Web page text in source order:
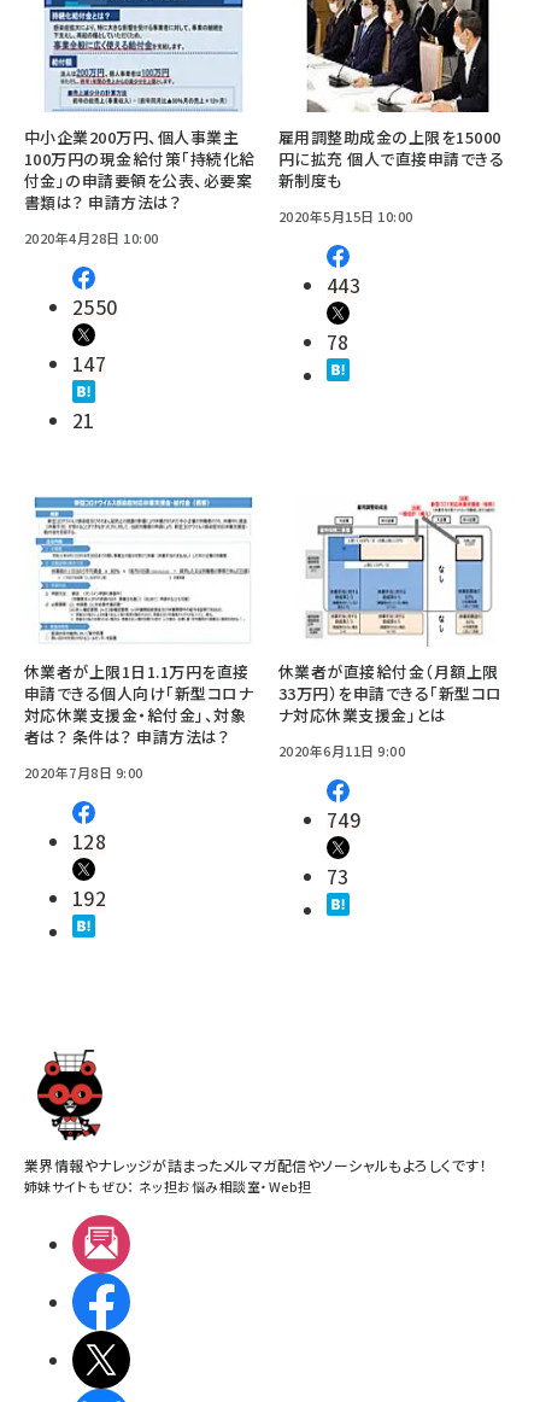
中小企業200万円、個人事業主
100万円の現金給付策「持続化給
付金」の申請要領を公表、必要案
書類は？ 申請方法は？
2020年4月28日 10:00
2550
147
21
雇用調整助成金の上限を15000
円に拡充 個人で直接申請できる
新制度も
2020年5月15日 10:00
443
78
休業者が上限1日1.1万円を直接
申請できる個人向け「新型コロナ
対応休業支援金・給付金」、対象
者は？ 条件は？ 申請方法は？
2020年7月8日 9:00
128
192
休業者が直接給付金（月額上限
33万円）を申請できる「新型コロ
ナ対応休業支援金」とは
2020年6月11日 9:00
749
73
業界情報やナレッジが詰まったメルマガ配信やソーシャルもよろしくです！
姉妹サイトもぜひ： ネッ担お悩み相談室・Web担